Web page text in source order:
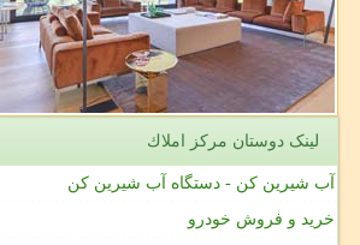
لینک دوستان مركز املاك
آب شیرین کن - دستگاه آب شیرین کن
خرید و فروش خودرو